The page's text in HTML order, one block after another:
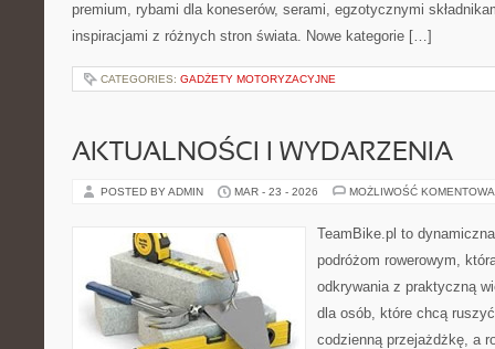
premium, rybami dla koneserów, serami, egzotycznymi
inspiracjami z różnych stron świata. Nowe kategorie […]
CATEGORIES: GADŻETY MOTORYZACYJNE
AKTUALNOŚCI I WYDARZENIA
POSTED BY ADMIN MAR - 23 - 2026 MOŻLIWOŚĆ
TeamBike.pl to
podróżom rowerowym,
odkrywania z praktyczną
dla osób, które chcą
codzienną przejażdżkę, a